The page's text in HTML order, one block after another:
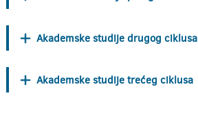
Akademske studije drugog ciklusa
Akademske studije trećeg ciklusa